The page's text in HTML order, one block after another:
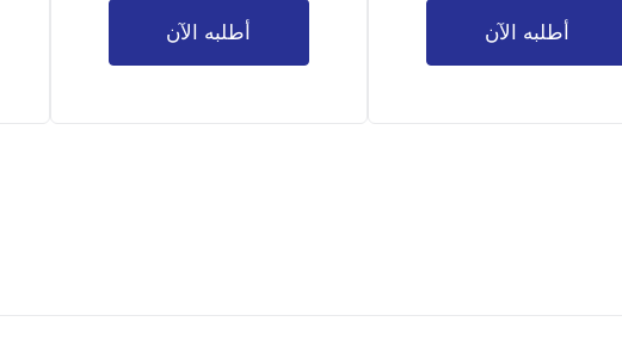
أطلبه الآن أطلبه الآن